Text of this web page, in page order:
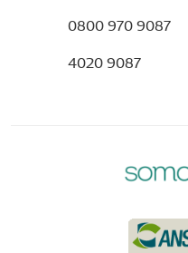
0800 970 9087
4020 9087